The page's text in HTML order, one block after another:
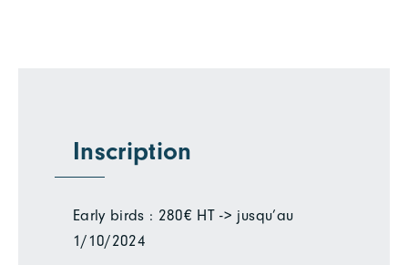
Inscription
Early birds : 280€ HT -> jusqu’au
1/10/2024